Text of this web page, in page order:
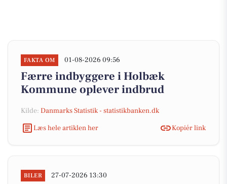
FAKTA OM 01-08-2026 09:56
Færre indbyggere i Holbæk
Kommune oplever indbrud
Kilde: Danmarks Statistik - statistikbanken.dk
Læs hele artiklen her
Kopiér link
BILER 27-07-2026 13:30